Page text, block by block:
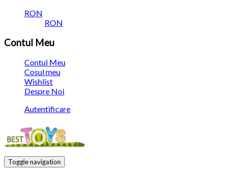
RON
RON
Contul Meu
Contul Meu
Cosul meu
Wishlist
Despre Noi
Autentificare
Toggle navigation